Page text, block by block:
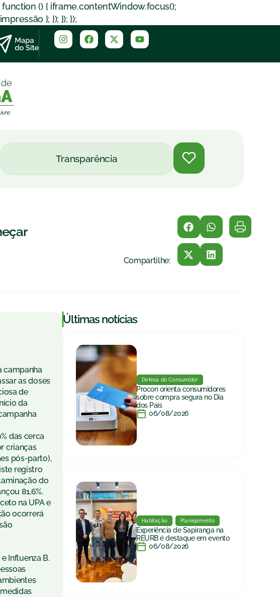
() { iframe.contentWindow.focus();
}; }); }); });
Transparência
Compartilhe:
campanha
as doses
de
da
das cerca
crianças
pós-parto),
registro
do
81,6%.
na UPA e
ocorrerá
Influenza B.
|Últimas notícias
Defesa do Consumidor
Procon orienta consumidores
sobre compra segura no Dia
dos Pais
06/08/2026
Habitação Planejamento
Experiência de Sapiranga na
REURB é destaque em evento
06/08/2026